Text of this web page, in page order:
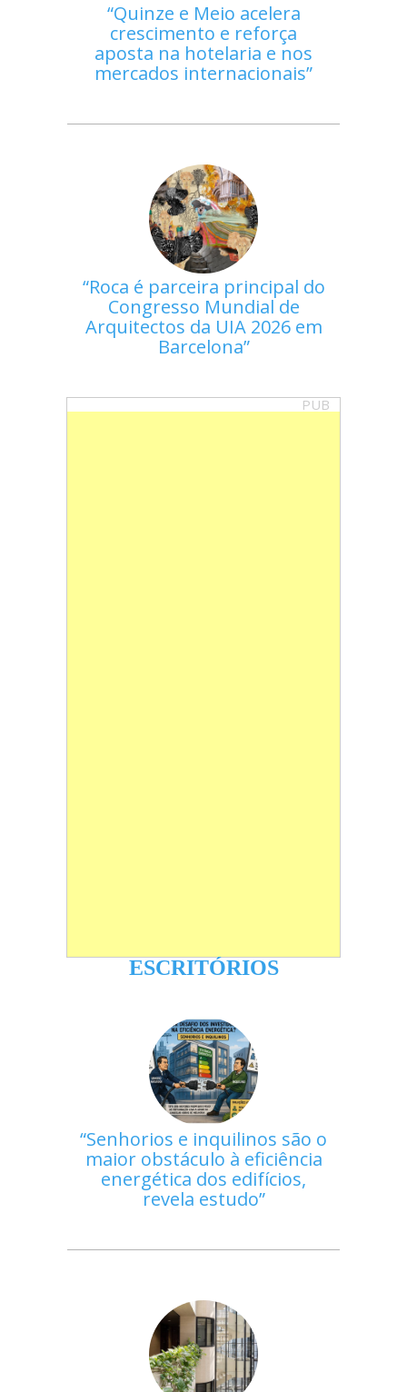
Quinze e Meio acelera
crescimento e reforça
aposta na hotelaria e nos
mercados internacionais
Roca é parceira principal do
Congresso Mundial de
Arquitectos da UIA 2026 em
Barcelona
PUB
ESCRITÓRIOS
Senhorios e inquilinos são o
maior obstáculo à eficiência
energética dos edifícios,
revela estudo